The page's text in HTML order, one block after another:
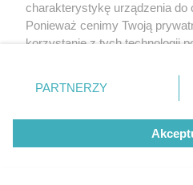
O nas
Informacje
charakterystykę urządzenia do
Ponieważ cenimy Twoją
korzystanie z tych technologii
zmienić/wycofać klikając
znajdujący się w lewym
rodzaje przetwarzania danych
użytkownika, ale masz prawo
przetwarzaniu. Preferencje
PARTNERZY